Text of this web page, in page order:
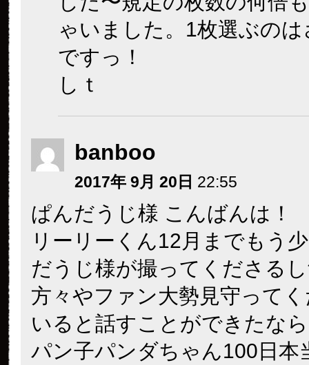
ゃいました。1枚選ぶの
ですっ！
しｔ
banboo
2017年 9月 20日 22:55
ぱんだうじ様 こんばんは！
リーリーくん12月までもう
だうじ様が撮ってくださる
方々やファン大勢見守って
いると話すことができたな
パン子パンダちゃん100日本